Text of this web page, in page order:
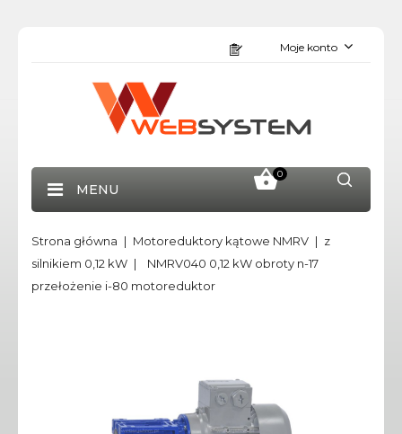
Moje konto
0
MENU
Strona główna Motoreduktory kątowe NMRV
z
silnikiem 0,12 kW
NMRV040 0,12 kW obroty n-17
przełożenie i-80 motoreduktor